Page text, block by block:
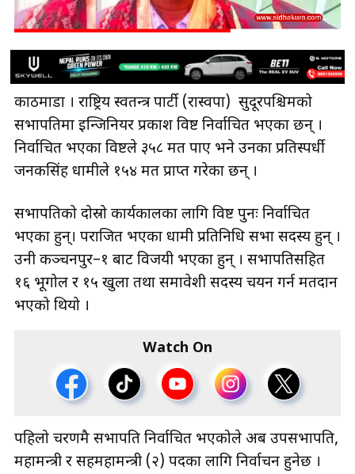
काठमाडौँ । राष्ट्रिय स्वतन्त्र पार्टी (रास्वपा) सुदूरपश्चिमको
सभापतिमा इन्जिनियर प्रकाश विष्ट निर्वाचित भएका छन् ।
निर्वाचित भएका विष्टले ३५८ मत पाए भने उनका प्रतिस्पर्धी
जनकसिंह धामीले १५४ मत प्राप्त गरेका छन् ।
सभापतिको दोस्रो कार्यकालका लागि विष्ट पुनः निर्वाचित
भएका हुन्। पराजित भएका धामी प्रतिनिधि सभा सदस्य हुन् ।
उनी कञ्चनपुर–१ बाट विजयी भएका हुन् । सभापतिसहित
१६ भूगोल र १५ खुला तथा समावेशी सदस्य चयन गर्न मतदान
भएको थियो ।
Watch On
पहिलो चरणमै सभापति निर्वाचित भएकोले अब उपसभापति,
महामन्त्री र सहमहामन्त्री (२) पदका लागि निर्वाचन हुनेछ ।